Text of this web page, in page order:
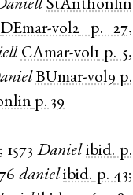
StAnthonlin
DEmar-vol2 p. 27,
CAmar-vol1 p. 5,
BUmar-vol9 p.
p. 39
; 1573 Daniel ibid. p.
daniel ibid. p. 43;